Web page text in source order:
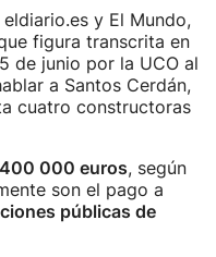
y El Mundo,
figura transcrita en
de junio por la UCO al
a Santos Cerdán,
cuatro constructoras
400 000 euros, según
son el pago a
públicas de